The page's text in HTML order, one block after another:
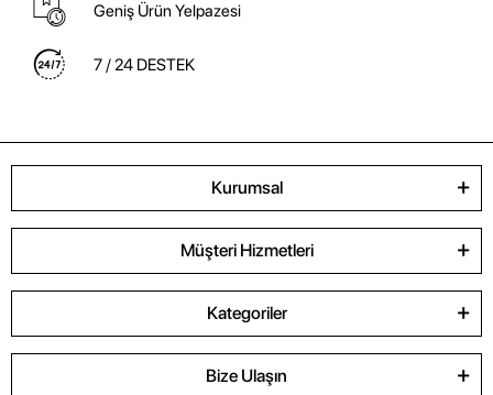
Geniş Ürün Yelpazesi
7 / 24 DESTEK
Kurumsal
Müşteri Hizmetleri
Kategoriler
Bize Ulaşın